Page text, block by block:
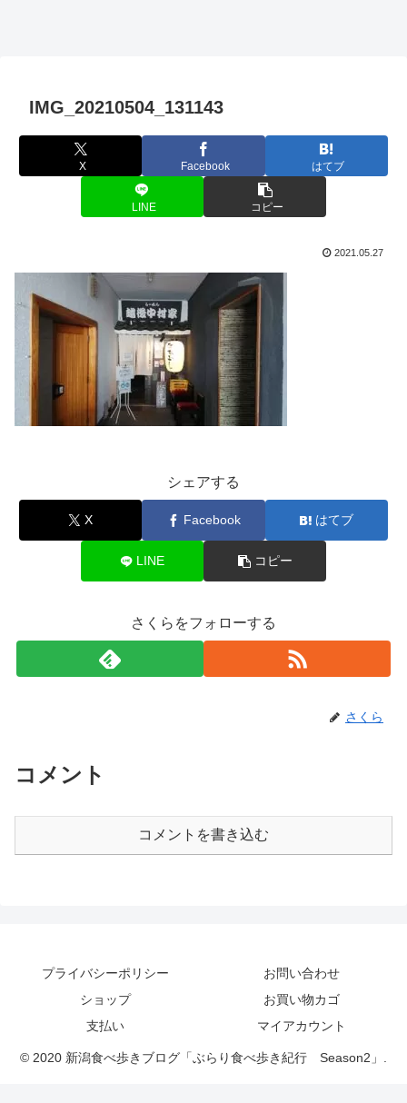
IMG_20210504_131143
X Facebook はてブ
LINE コピー
2021.05.27
シェアする
X Facebook はてブ
LINE コピー
さくらをフォローする
さくら
コメント
コメントを書き込む
プライバシーポリシー
お問い合わせ
ショップ
お買い物カゴ
支払い
マイアカウント
© 2020 新潟食べ歩きブログ「ぶらり食べ歩き紀行 Season2」.